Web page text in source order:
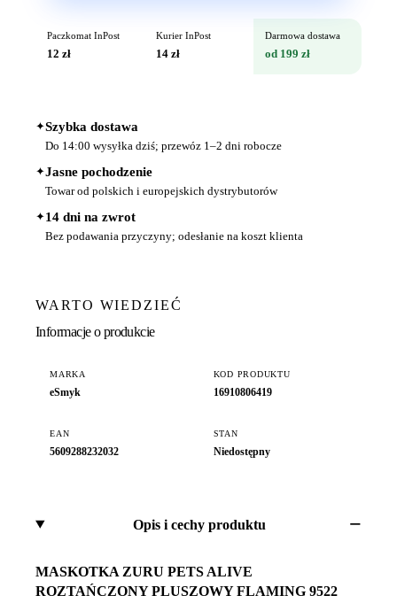
Paczkomat InPost
12 zł
Kurier InPost
14 zł
Darmowa dostawa
od 199 zł
✦Szybka dostawa
Do 14:00 wysyłka dziś; przewóz 1–2 dni robocze
✦Jasne pochodzenie
Towar od polskich i europejskich dystrybutorów
✦14 dni na zwrot
Bez podawania przyczyny; odesłanie na koszt klienta
WARTO WIEDZIEĆ
Informacje o produkcie
MARKA
eSmyk
KOD PRODUKTU
16910806419
EAN
5609288232032
STAN
Niedostępny
Opis i cechy produktu
MASKOTKA ZURU PETS ALIVE
ROZTAŃCZONY PLUSZOWY FLAMING 9522